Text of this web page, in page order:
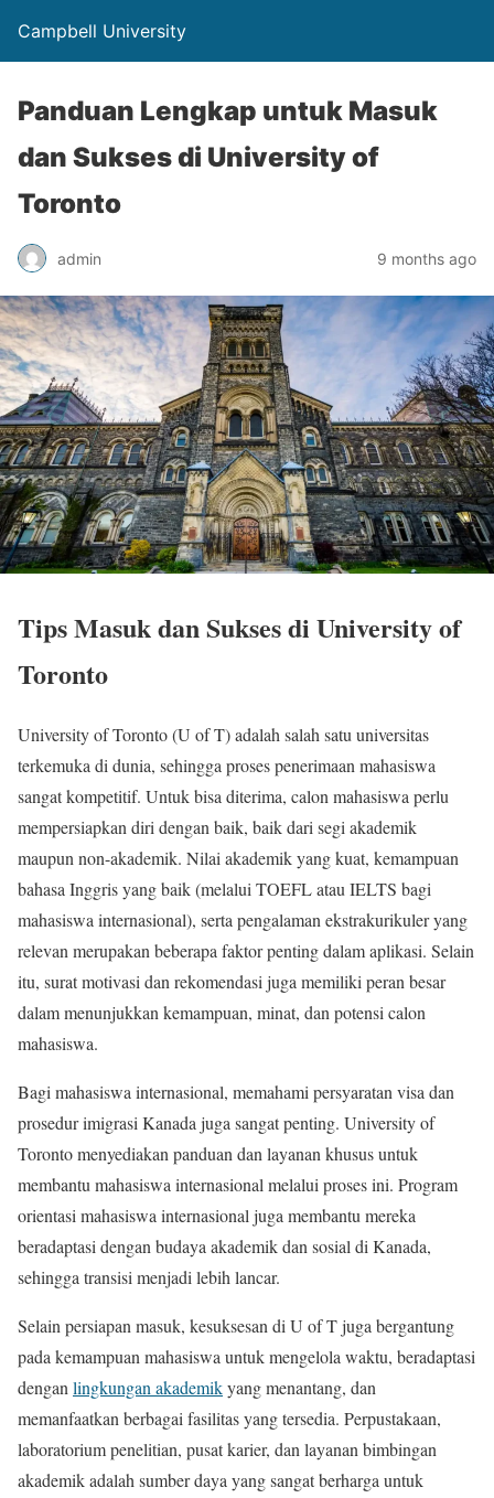
Campbell University
Panduan Lengkap untuk Masuk
dan Sukses di University of
Toronto
admin 9 months ago
Tips Masuk dan Sukses di University of
Toronto
University of Toronto (U of T) adalah salah satu universitas
terkemuka di dunia, sehingga proses penerimaan mahasiswa
sangat kompetitif. Untuk bisa diterima, calon mahasiswa perlu
mempersiapkan diri dengan baik, baik dari segi akademik
maupun non-akademik. Nilai akademik yang kuat, kemampuan
bahasa Inggris yang baik (melalui TOEFL atau IELTS bagi
mahasiswa internasional), serta pengalaman ekstrakurikuler yang
relevan merupakan beberapa faktor penting dalam aplikasi. Selain
itu, surat motivasi dan rekomendasi juga memiliki peran besar
dalam menunjukkan kemampuan, minat, dan potensi calon
mahasiswa.
Bagi mahasiswa internasional, memahami persyaratan visa dan
prosedur imigrasi Kanada juga sangat penting. University of
Toronto menyediakan panduan dan layanan khusus untuk
membantu mahasiswa internasional melalui proses ini. Program
orientasi mahasiswa internasional juga membantu mereka
beradaptasi dengan budaya akademik dan sosial di Kanada,
sehingga transisi menjadi lebih lancar.
Selain persiapan masuk, kesuksesan di U of T juga bergantung
pada kemampuan mahasiswa untuk mengelola waktu, beradaptasi
denganlingkungan akademikyang menantang, dan
memanfaatkan berbagai fasilitas yang tersedia. Perpustakaan,
laboratorium penelitian, pusat karier, dan layanan bimbingan
akademik adalah sumber daya yang sangat berharga untuk